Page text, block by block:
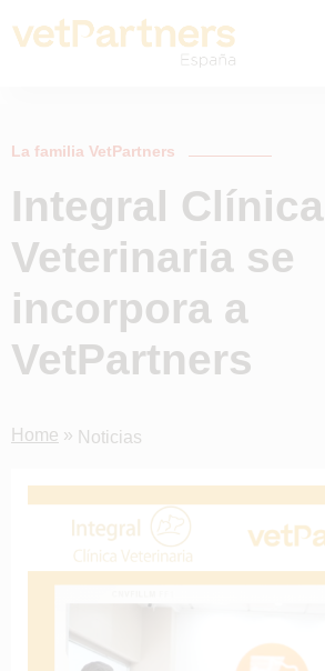
La familia VetPartners
Integral Clínica
Veterinaria se
incorpora a
VetPartners
Home » Noticias